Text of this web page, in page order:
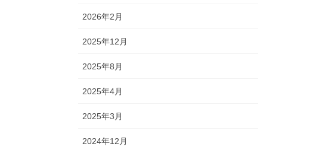
2026年2月
2025年12月
2025年8月
2025年4月
2025年3月
2024年12月